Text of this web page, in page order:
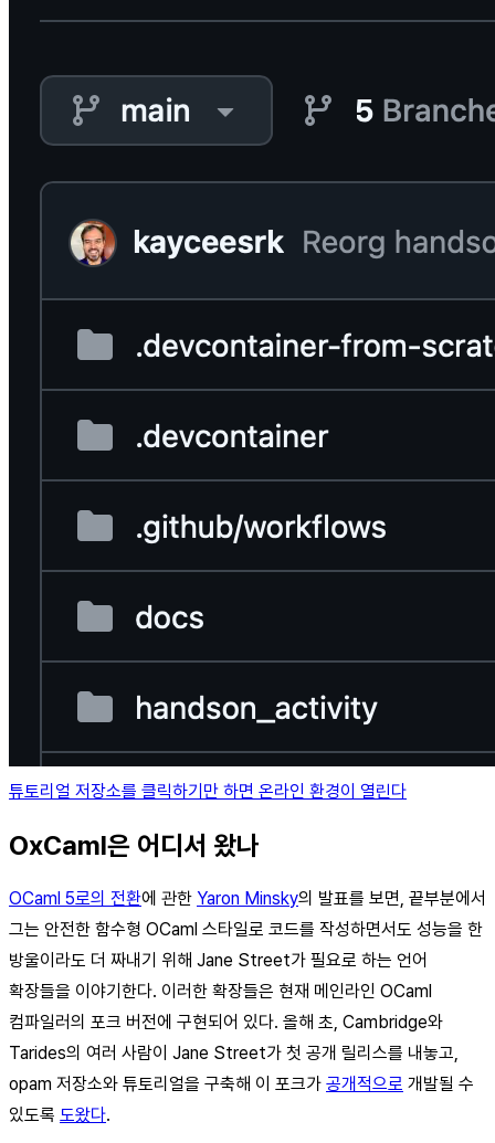
튜토리얼 저장소를 클릭하기만 하면 온라인 환경이 열린다
OxCaml은 어디서 왔나
OCaml 5로의 전환에 관한 Yaron Minsky의 발표를 보면, 끝부분에서
그는 안전한 함수형 OCaml 스타일로 코드를 작성하면서도 성능을 한
방울이라도 더 짜내기 위해 Jane Street가 필요로 하는 언어
확장들을 이야기한다. 이러한 확장들은 현재 메인라인 OCaml
컴파일러의 포크 버전에 구현되어 있다. 올해 초, Cambridge와
Tarides의 여러 사람이 Jane Street가 첫 공개 릴리스를 내놓고,
opam 저장소와 튜토리얼을 구축해 이 포크가 공개적으로 개발될 수
있도록 도왔다.